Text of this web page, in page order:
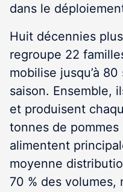
dans le
Huit décennies
regroupe 22
mobilise jusqu’à
saison. Ensemble,
et produisent
tonnes de
alimentent
moyenne
70 % des volumes,